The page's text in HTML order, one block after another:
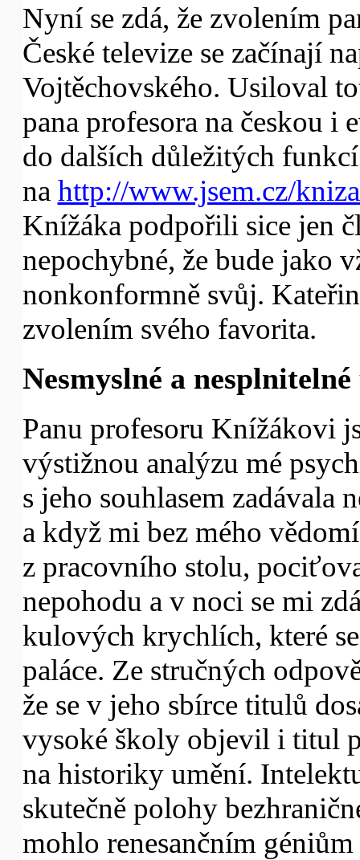
Nyní se zdá, že zvolením
České televize se začínají
Vojtěchovského. Usiloval
pana profesora na českou i
do dalších důležitých
na http://www.jsem.cz/
Knížáka podpořili sice jen
nepochybné, že bude jako
nonkonformně svůj.
zvolením svého favorita.
Nesmyslné a
Panu profesoru Knížákovi
výstižnou analýzu mé
s jeho souhlasem zadávala
a když mi bez mého
z pracovního stolu,
nepohodu a v noci se mi
kulových krychlích, které
paláce. Ze stručných
že se v jeho sbírce titulů
vysoké školy objevil i titul
na historiky umění.
skutečně polohy
mohlo renesančním